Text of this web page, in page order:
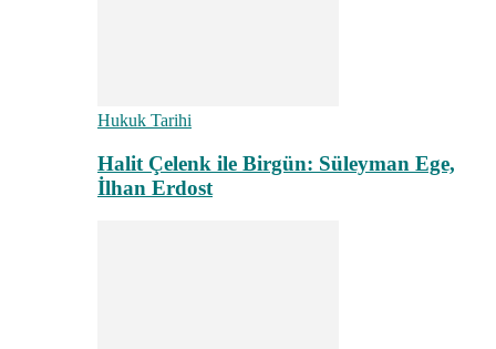
Hukuk Tarihi
Halit Çelenk ile Birgün: Süleyman Ege,
İlhan Erdost